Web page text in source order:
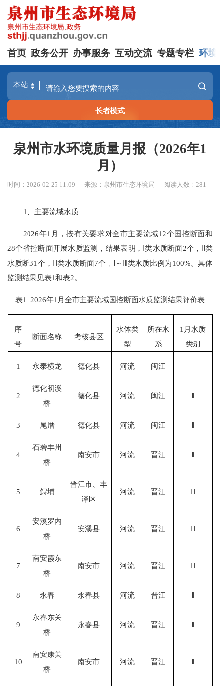
首页 政务公开 办事服务 互动交流 专题专栏 环境
长者模式
泉州市水环境质量月报（2026年1
月）
时间：2026-02-25 11:09 来源：泉州市生态环境局 阅读人数：281
1、主要流域水质
2026年1 月，按有关要求对全市主要流域1 2个国控断面和
28个省控断面开展水质监测 ， 结果表明， Ⅰ类水质断面2个， Ⅱ类
水质断31 个， Ⅲ类水质断面7个， Ⅰ～Ⅲ类水质比例为100%。具体
监测结果见表1和表2。
表1 2026年1月全市主要流域国控断面水质监测结果评价表
序
号
断面名称 考核县区
水体类
型
所在水
系
1月水质
类别
1 永泰横龙 德化县 河流 闽江 Ⅰ
2
德化初溪
桥
德化县 河流 闽江 Ⅱ
3 尾厝 德化县 河流 闽江 Ⅱ
4
石砻丰州
桥
南安市 河流 晋江 Ⅱ
5 鲟埔
晋江市、丰
泽区
河流 晋江 Ⅲ
6
安溪罗内
桥
安溪县 河流 晋江 Ⅲ
7
南安霞东
桥
南安市 河流 晋江 Ⅲ
8 永春 永春县 河流 晋江 Ⅱ
9
永春东关
桥
永春县 河流 晋江 Ⅱ
10
南安康美
桥
南安市 河流 晋江 Ⅱ